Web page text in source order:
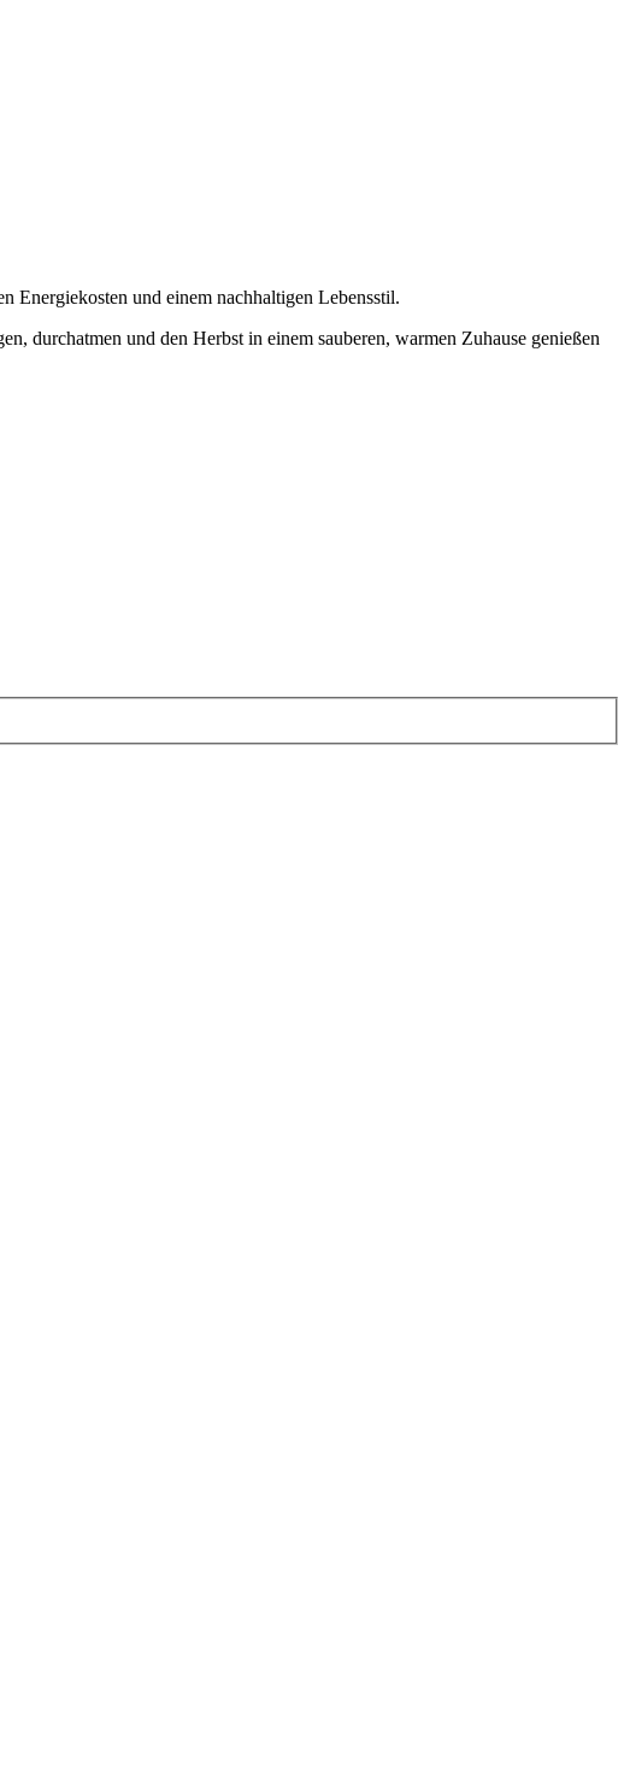
Energiekosten und einem nachhaltigen Lebensstil.
durchatmen und den Herbst in einem sauberen, warmen Zuhause genießen